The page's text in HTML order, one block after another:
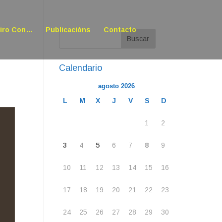
Con… Publicacións Contacto
Calendario
agosto 2026
L M X J V S D
1 2
3 4 5 6 7 8 9
10 11 12 13 14 15 16
17 18 19 20 21 22 23
24 25 26 27 28 29 30